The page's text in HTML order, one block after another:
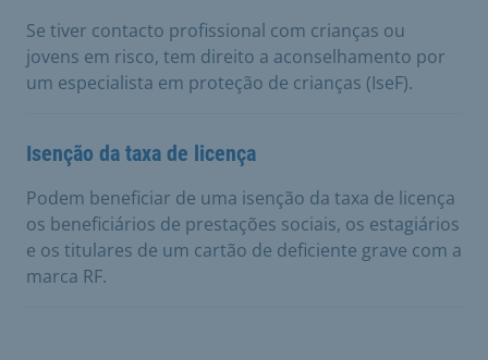
Se tiver contacto profissional com crianças ou
jovens em risco, tem direito a aconselhamento por
um especialista em proteção de crianças (IseF).
Isenção da taxa de licença
Podem beneficiar de uma isenção da taxa de licença
os beneficiários de prestações sociais, os estagiários
e os titulares de um cartão de deficiente grave com a
marca RF.